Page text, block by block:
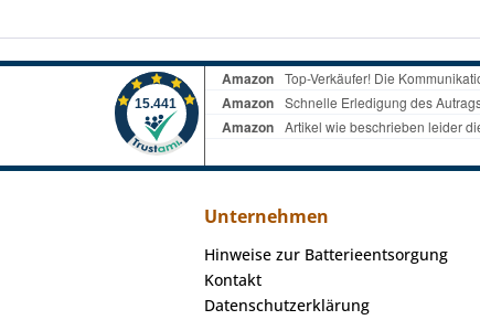
Unternehmen
Hinweise zur Batterieentsorgung
Kontakt
Datenschutzerklärung